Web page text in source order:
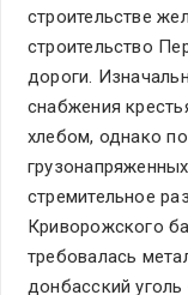
строительстве
строительство
дороги.
снабжения
хлебом, однако
стремительное
Криворожского
требовалась
донбасский